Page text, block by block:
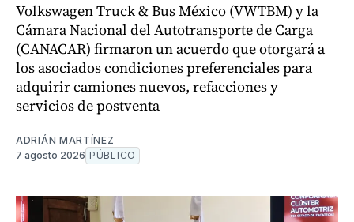
Volkswagen Truck & Bus México (VWTBM) y la
Cámara Nacional del Autotransporte de Carga
(CANACAR) firmaron un acuerdo que otorgará a
los asociados condiciones preferenciales para
adquirir camiones nuevos, refacciones y
servicios de postventa
ADRIÁN MARTÍNEZ
7 agosto 2026 PÚBLICO